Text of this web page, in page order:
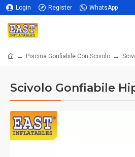
Login Register WhatsApp
Piscina Gonfiabile Con Scivolo
Scivolo Gonfiabile